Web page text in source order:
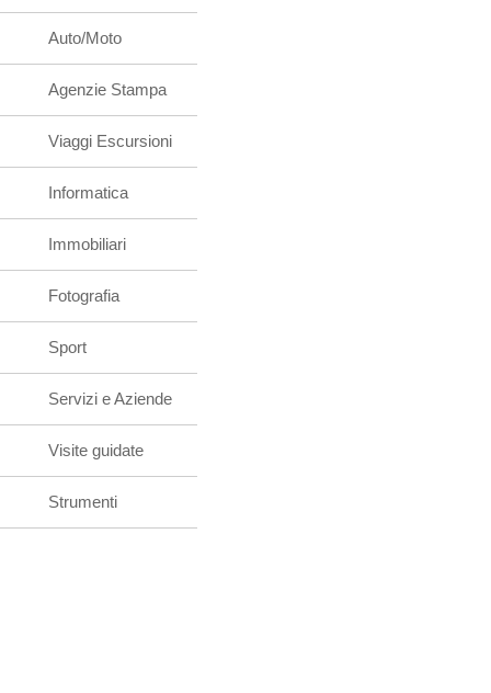
Auto/Moto
Agenzie Stampa
Viaggi Escursioni
Informatica
Immobiliari
Fotografia
Sport
Servizi e Aziende
Visite guidate
Strumenti